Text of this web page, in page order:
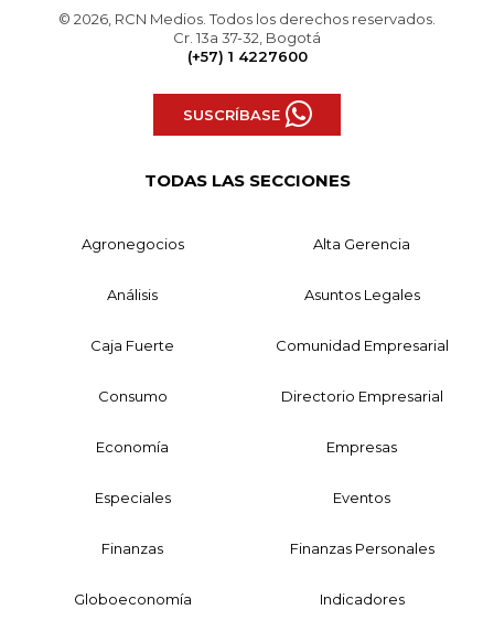
© 2026, RCN Medios. Todos los derechos reservados.
Cr. 13a 37-32, Bogotá
(+57) 1 4227600
SUSCRÍBASE
TODAS LAS SECCIONES
Agronegocios Alta Gerencia
Análisis Asuntos Legales
Caja Fuerte Comunidad Empresarial
Consumo Directorio Empresarial
Economía Empresas
Especiales Eventos
Finanzas Finanzas Personales
Globoeconomía Indicadores